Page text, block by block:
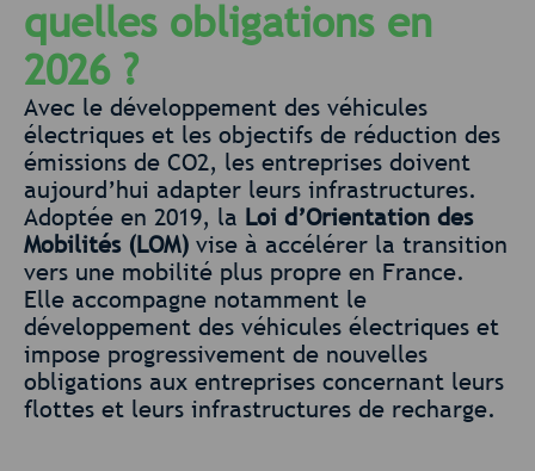
quelles obligations en
2026 ?
Avec le développement des véhicules
électriques et les objectifs de réduction des
émissions de CO2, les entreprises doivent
aujourd’hui adapter leurs infrastructures.
Adoptée en 2019, la Loi d’Orientation des
Mobilités (LOM) vise à accélérer la transition
vers une mobilité plus propre en France.
Elle accompagne notamment le
développement des véhicules électriques et
impose progressivement de nouvelles
obligations aux entreprises concernant leurs
flottes et leurs infrastructures de recharge.